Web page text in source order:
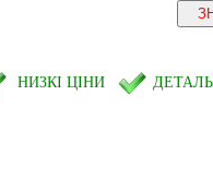
НИЗКІ ЦІНИ